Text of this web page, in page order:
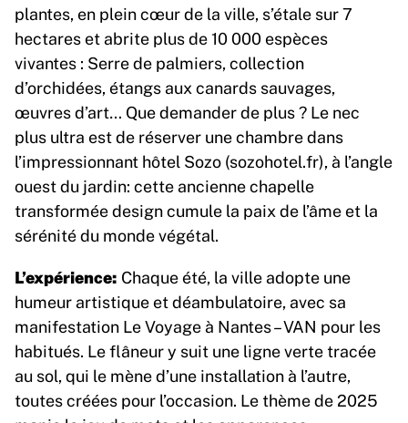
plantes, en plein cœur de la ville, s’étale sur 7
hectares et abrite plus de 10 000 espèces
vivantes : Serre de palmiers, collection
d’orchidées, étangs aux canards sauvages,
œuvres d’art… Que demander de plus ? Le nec
plus ultra est de réserver une chambre dans
l’impressionnant hôtel Sozo (sozohotel.fr), à l’angle
ouest du jardin: cette ancienne chapelle
transformée design cumule la paix de l’âme et la
sérénité du monde végétal.
L’expérience: Chaque été, la ville adopte une
humeur artistique et déambulatoire, avec sa
manifestation Le Voyage à Nantes – VAN pour les
habitués. Le flâneur y suit une ligne verte tracée
au sol, qui le mène d’une installation à l’autre,
toutes créées pour l’occasion. Le thème de 2025